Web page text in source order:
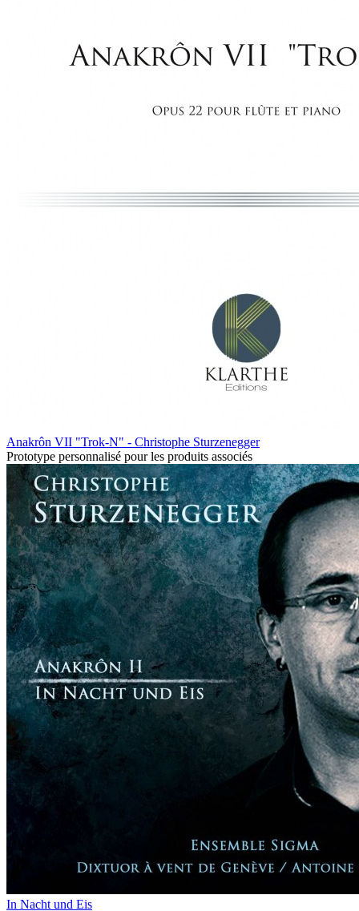
Anakrôn VII "Trok-N" - Christophe Sturzenegger
Prototype personnalisé pour les produits associés
In Nacht und Eis